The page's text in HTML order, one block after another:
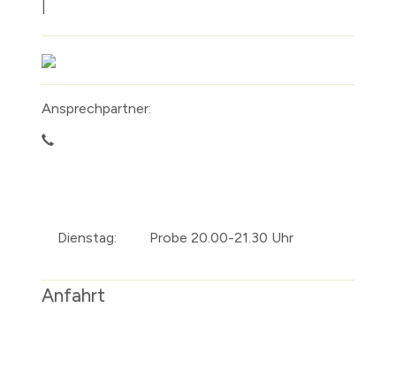
Ansprechpartner:
Dienstag: Probe 20.00-21.30 Uhr
Anfahrt